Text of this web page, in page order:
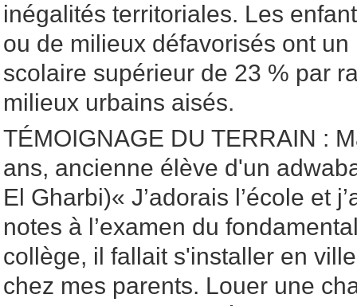
inégalités territoriales. Les
ou de milieux défavorisés ont
scolaire supérieur de 23 % par
milieux urbains aisés.
TÉMOIGNAGE DU TERRAIN :
ans, ancienne élève d'un
El Gharbi)« J’adorais l’école et
notes à l’examen du
collège, il fallait s'installer en
chez mes parents. Louer une